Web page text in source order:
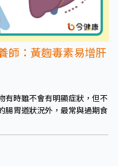
師：黃麴毒素易增肝
有時雖不會有明顯症狀，但不
腸胃道狀況外，最常與過期食